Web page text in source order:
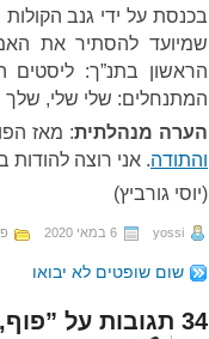
בכנסת על ידי גנב
שמיועד להסתיר את
הראשון בתנ”ך:
המתנחלים: שלי שלי, שלך
הערה מנהלתית: מאז
והתודה. אני רוצה להודות
(יוסי גורביץ)
yossi 6 במאי 2020
שום שופטים לא יבואו
34 תגובות על ”פוף, בנט פוצץ את בלון סן רמו“